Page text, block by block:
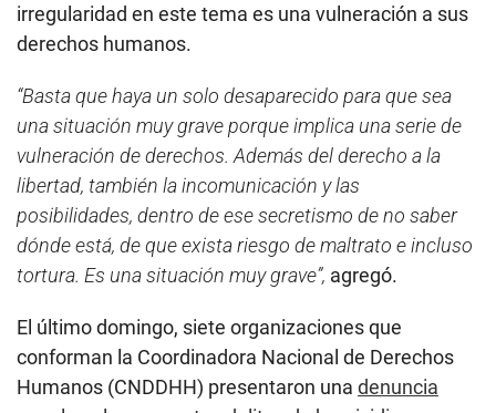
irregularidad en este tema es una vulneración a sus
derechos humanos.
“Basta que haya un solo desaparecido para que sea
una situación muy grave porque implica una serie de
vulneración de derechos. Además del derecho a la
libertad, también la incomunicación y las
posibilidades, dentro de ese secretismo de no saber
dónde está, de que exista riesgo de maltrato e incluso
tortura. Es una situación muy grave”, agregó.
El último domingo, siete organizaciones que
conforman la Coordinadora Nacional de Derechos
Humanos (CNDDHH) presentaron una denuncia